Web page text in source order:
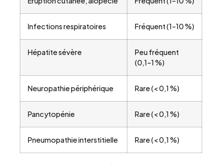
Infections respiratoires Fréquent (1–10 %)
Hépatite sévère
Peu fréquent
(0,1–1 %)
Neuropathie périphérique Rare (< 0,1 %)
Pancytopénie Rare (< 0,1 %)
Pneumopathie interstitielle Rare (< 0,1 %)